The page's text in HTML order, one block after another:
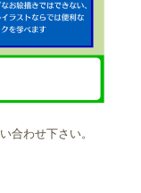
合わせ下さい。